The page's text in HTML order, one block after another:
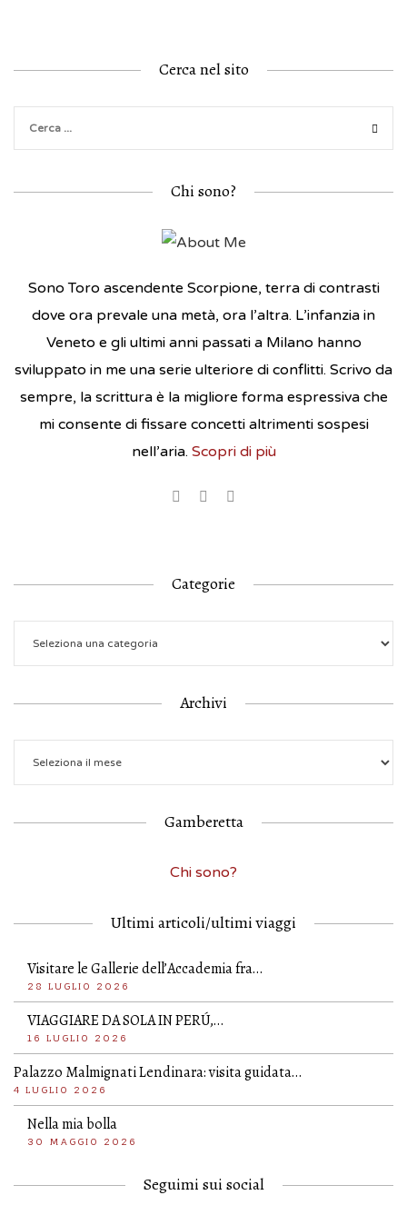
Cerca nel sito
Chi sono?
Sono Toro ascendente Scorpione, terra di contrasti
dove ora prevale una metà, ora l’altra. L’infanzia in
Veneto e gli ultimi anni passati a Milano hanno
sviluppato in me una serie ulteriore di conflitti. Scrivo da
sempre, la scrittura è la migliore forma espressiva che
mi consente di fissare concetti altrimenti sospesi
nell’aria. Scopri di più
Categorie
Archivi
Gamberetta
Chi sono?
Ultimi articoli/ultimi viaggi
Visitare le Gallerie dell’Accademia fra…
28 LUGLIO 2026
VIAGGIARE DA SOLA IN PERÚ,…
16 LUGLIO 2026
Palazzo Malmignati Lendinara: visita guidata…
4 LUGLIO 2026
Nella mia bolla
30 MAGGIO 2026
Seguimi sui social